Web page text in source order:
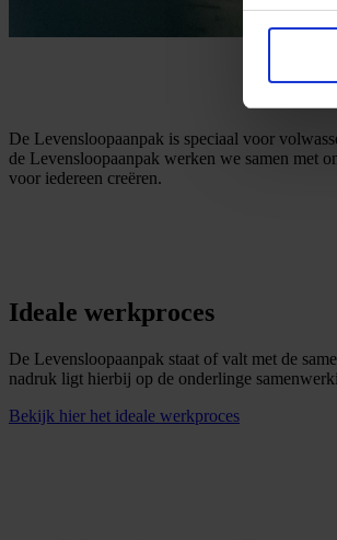
De Levensloopaanpak is speciaal voor
de Levensloopaanpak werken we samen met
voor iedereen creëren.
Ideale werkproces
De Levensloopaanpak staat of valt met de
nadruk ligt hierbij op de onderlinge
Bekijk hier het ideale werkproces